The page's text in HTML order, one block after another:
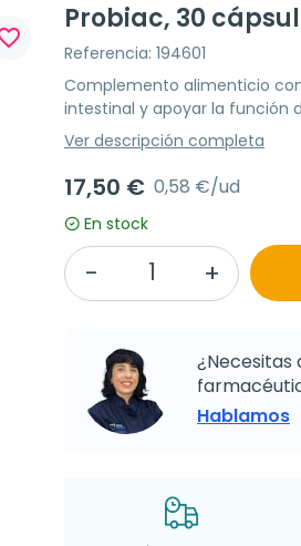
Probiac, 30
Referencia: 194601
Complemento alimenticio
intestinal y apoyar la función
Ver descripción completa
17,50 € 0,58 €/ud
En stock
¿Necesitas
Hablamos